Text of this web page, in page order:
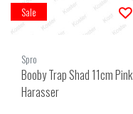
Sale
Spro
Booby Trap Shad 11cm Pink
Harasser